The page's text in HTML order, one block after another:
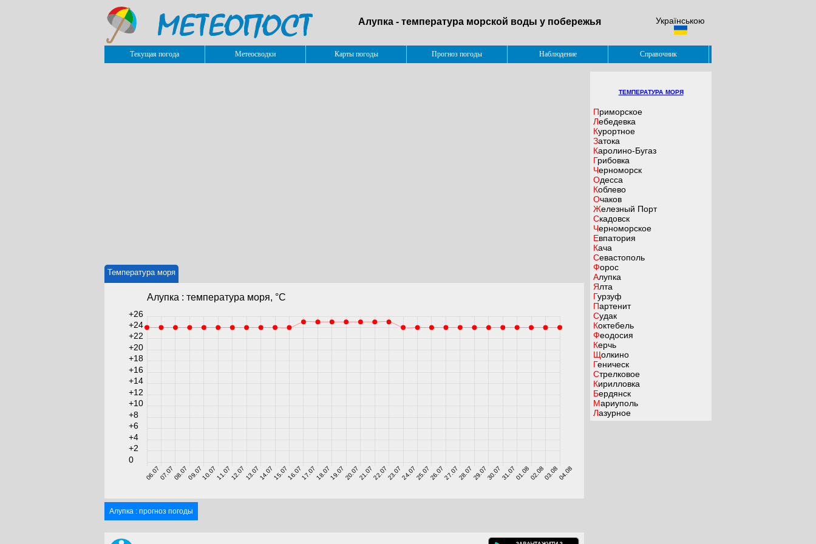
Алупка - температура морской воды у побережья Українською
Текущая погода Метеосводки Карты погоды Прогноз погоды Наблюдение Справочник
Температура моря
Алупка : температура моря, °C
06.0707.0708.0709.0710.0711.0712.0713.0714.0715.0716.0717.0718.0719.0720.0721.0722.0723.0724.0725.0726.0727.0728.0729.0730.0731.0701.0802.0803.0804.08
0
+2
+4
+6
+8
+10
+12
+14
+16
+18
+20
+22
+24
+26
Алупка : прогноз погоды
температура моря
Приморское
Лебедевка
Курортное
Затока
Каролино-Бугаз
Грибовка
Черноморск
Одесса
Коблево
Очаков
Железный Порт
Скадовск
Черноморское
Евпатория
Кача
Севастополь
Форос
Алупка
Ялта
Гурзуф
Партенит
Судак
Коктебель
Феодосия
Керчь
Щолкино
Геническ
Стрелковое
Кирилловка
Бердянск
Мариуполь
Лазурное